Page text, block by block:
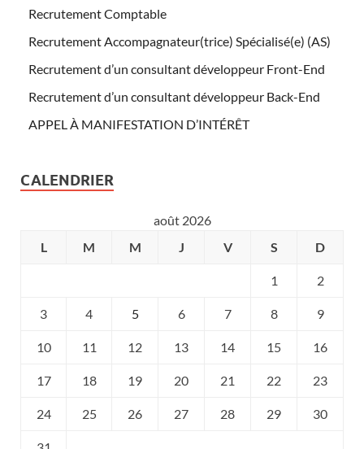
Recrutement Comptable
Recrutement Accompagnateur(trice) Spécialisé(e) (AS)
Recrutement d’un consultant développeur Front-End
Recrutement d’un consultant développeur Back-End
APPEL À MANIFESTATION D’INTÉRÊT
CALENDRIER
août 2026
L
M M J V S D
1 2
3 4 5 6 7 8 9
10 11 12 13 14 15 16
17 18 19 20 21 22 23
24 25 26 27 28 29 30